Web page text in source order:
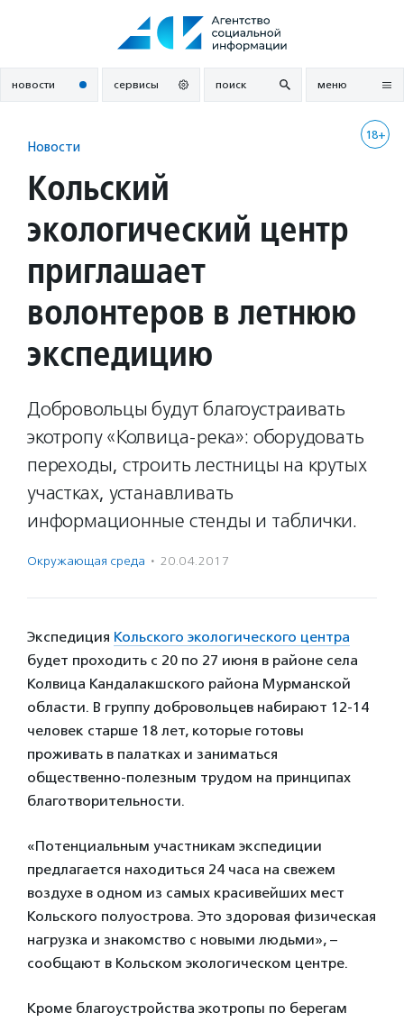
новости сервисы поиск меню
18+
Новости
Кольский
экологический центр
приглашает
волонтеров в летнюю
экспедицию
Добровольцы будут благоустраивать
экотропу «Колвица-река»: оборудовать
переходы, строить лестницы на крутых
участках, устанавливать
информационные стенды и таблички.
Окружающая среда · 20.04.2017
Экспедиция Кольского экологического центра
будет проходить с 20 по 27 июня в районе села
Колвица Кандалакшского района Мурманской
области. В группу добровольцев набирают 12-14
человек старше 18 лет, которые готовы
проживать в палатках и заниматься
общественно-полезным трудом на принципах
благотворительности.
«Потенциальным участникам экспедиции
предлагается находиться 24 часа на свежем
воздухе в одном из самых красивейших мест
Кольского полуострова. Это здоровая физическая
нагрузка и знакомство с новыми людьми», –
сообщают в Кольском экологическом центре.
Кроме благоустройства экотропы по берегам